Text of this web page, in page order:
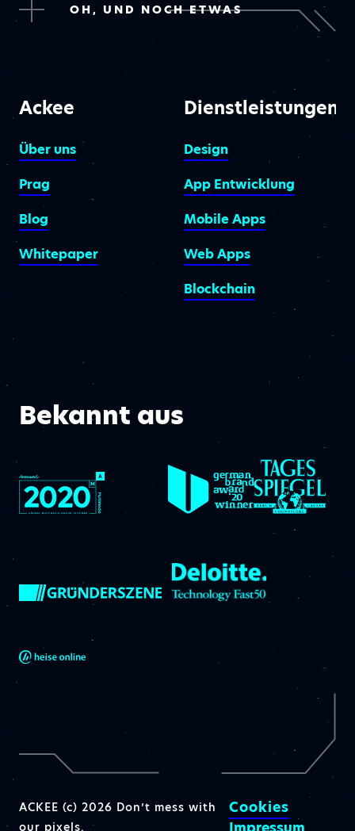
OH, UND NOCH ETWAS
Ackee
Über uns
Prag
Blog
Whitepaper
Dienstleistungen
Design
App Entwicklung
Mobile Apps
Web Apps
Blockchain
Bekannt aus
ACKEE (c) 2026 Don’t mess with
our pixels.
Cookies